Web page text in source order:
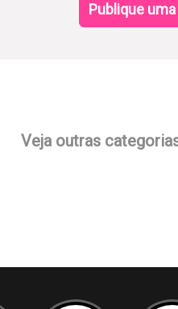
Publique
Veja outras